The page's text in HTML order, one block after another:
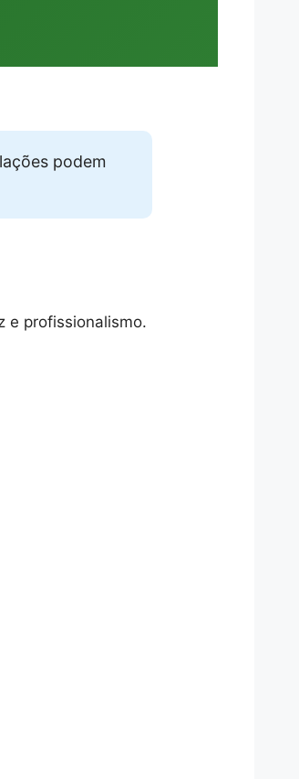
podem
e profissionalismo.